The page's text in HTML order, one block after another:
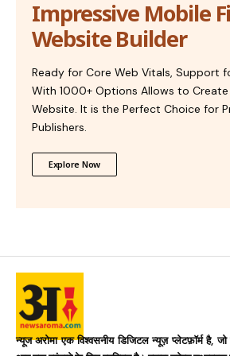
Impressive Mobile
Website Builder
Ready for Core Web Vitals, Support
With 1000+ Options Allows to Create
Website. It is the Perfect Choice for
Publishers.
Explore Now
न्यूज अरोमा एक विश्वसनीय डिजिटल न्यूज़ प्लेटफ़ॉर्म है,